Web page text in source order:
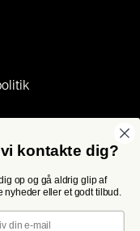
kontakte dig?
op og gå aldrig glip af
nyheder eller et godt tilbud.